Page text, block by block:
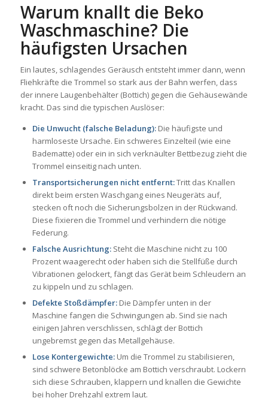
Warum knallt die Beko
Waschmaschine? Die
häufigsten Ursachen
Ein lautes, schlagendes Geräusch entsteht immer dann, wenn
Fliehkräfte die Trommel so stark aus der Bahn werfen, dass
der innere Laugenbehälter (Bottich) gegen die Gehäusewände
kracht. Das sind die typischen Auslöser:
Die Unwucht (falsche Beladung):Die häufigste und
harmloseste Ursache. Ein schweres Einzelteil (wie eine
Badematte) oder ein in sich verknäulter Bettbezug zieht die
Trommel einseitig nach unten.
Transportsicherungen nicht entfernt:Tritt das Knallen
direkt beim ersten Waschgang eines Neugeräts auf,
stecken oft noch die Sicherungsbolzen in der Rückwand.
Diese fixieren die Trommel und verhindern die nötige
Federung.
Falsche Ausrichtung:Steht die Maschine nicht zu 100
Prozent waagerecht oder haben sich die Stellfüße durch
Vibrationen gelockert, fängt das Gerät beim Schleudern an
zu kippeln und zu schlagen.
Defekte Stoßdämpfer:Die Dämpfer unten in der
Maschine fangen die Schwingungen ab. Sind sie nach
einigen Jahren verschlissen, schlägt der Bottich
ungebremst gegen das Metallgehäuse.
Lose Kontergewichte:Um die Trommel zu stabilisieren,
sind schwere Betonblöcke am Bottich verschraubt. Lockern
sich diese Schrauben, klappern und knallen die Gewichte
bei hoher Drehzahl extrem laut.